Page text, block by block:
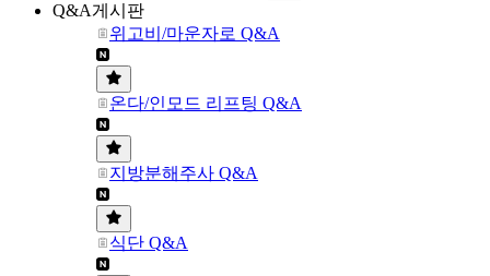
Q&A게시판
위고비/마운자로 Q&A
온다/인모드 리프팅 Q&A
지방분해주사 Q&A
식단 Q&A